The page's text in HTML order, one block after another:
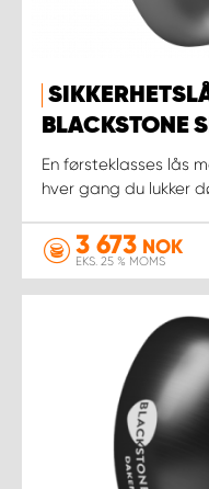
BLACKSTONE
En førsteklasses lås
hver gang du lukker
3 673 NOK
EKS. 25 % MOMS